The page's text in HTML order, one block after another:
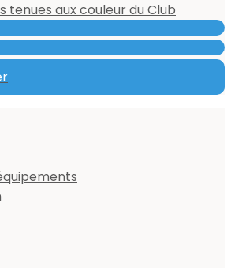
tenues aux couleur du Club